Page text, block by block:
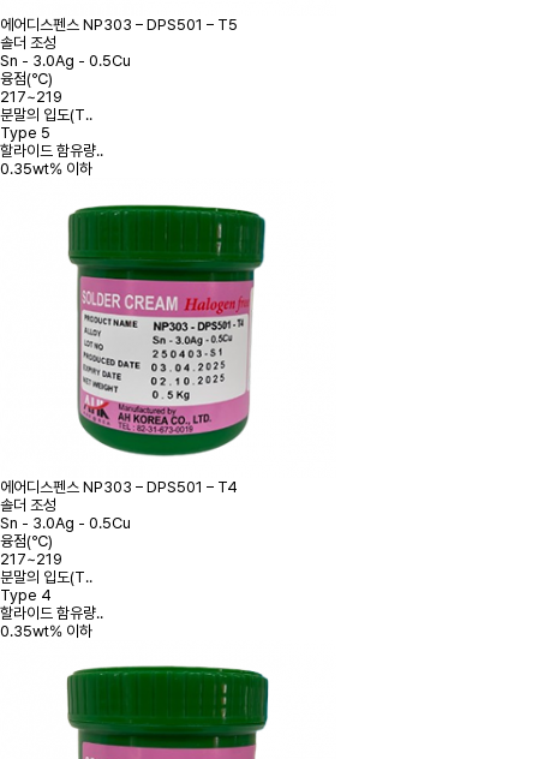
에어디스펜스 NP303 – DPS501 – T5
솔더 조성
Sn - 3.0Ag - 0.5Cu
융점(℃)
217~219
분말의 입도(T..
Type 5
할라이드 함유량..
0.35wt% 이하
에어디스펜스 NP303 – DPS501 – T4
솔더 조성
Sn - 3.0Ag - 0.5Cu
융점(℃)
217~219
분말의 입도(T..
Type 4
할라이드 함유량..
0.35wt% 이하